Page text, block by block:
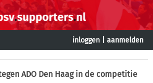
inloggen aanmelden
ADO Den Haag in de competitie